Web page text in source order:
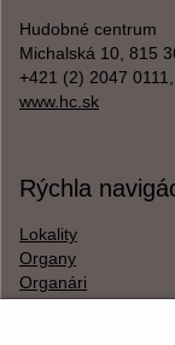
Hudobné centrum
Michalská 10, 815
+421 (2) 2047
www.hc.sk
Rýchla
Lokality
Organy
Organári